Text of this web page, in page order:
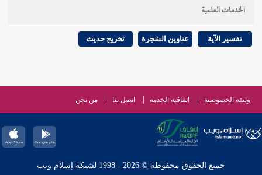
الخدمات العلمية
تفسير الآية عناوين الشجرة تخريج حديث
وثيقة الخصوصية اتفاقية الخدمة اتصل بنا من نحن
جميع الحقوق محفوظة © 2026 - 1998 لشبكة إسلام ويب